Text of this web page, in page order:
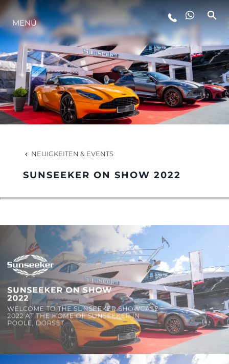
LIFESTYLE
INNOVATION
DIE FIRMA
DAS TEAM
BEWERTEN SIE IHR BOOT
MENÜ
NEUIGKEITEN & EVENTS
SUNSEEKER ON SHOW 2022